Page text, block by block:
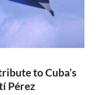
to Cuba’s
Pérez